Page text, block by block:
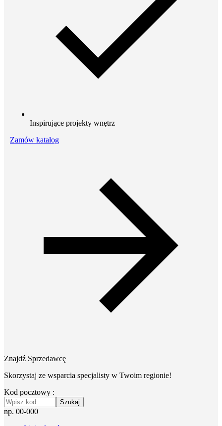
Inspirujące projekty wnętrz
Zamów katalog
Znajdź Sprzedawcę
Skorzystaj ze wsparcia specjalisty w Twoim regionie!
Kod pocztowy :
Szukaj
np. 00-000